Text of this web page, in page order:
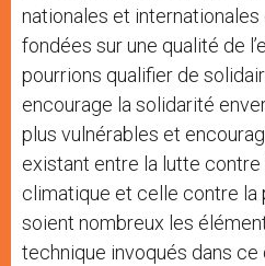
nationales et
fondées sur une qualité de
pourrions qualifier de
encourage la solidarité
plus vulnérables et
existant entre la lutte
climatique et celle contre la
soient nombreux les
technique invoqués dans ce